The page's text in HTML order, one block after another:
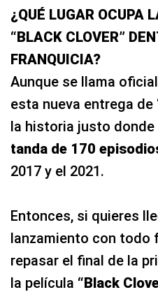
¿QUÉ LUGAR OCUPA
“BLACK CLOVER”
FRANQUICIA?
Aunque se llama
esta nueva entrega de
la historia justo donde
tanda de 170
2017 y el 2021.
Entonces, si quieres
lanzamiento con todo
repasar el final de la
la película “Black